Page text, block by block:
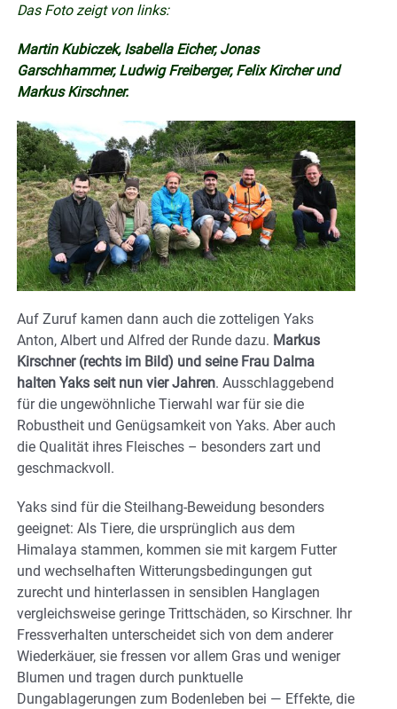
Das Foto zeigt von links:
Martin Kubiczek, Isabella Eicher, Jonas
Garschhammer, Ludwig Freiberger, Felix Kircher und
Markus Kirschner.
Auf Zuruf kamen dann auch die zotteligen Yaks
Anton, Albert und Alfred der Runde dazu. Markus
Kirschner (rechts im Bild) und seine Frau Dalma
halten Yaks seit nun vier Jahren. Ausschlaggebend
für die ungewöhnliche Tierwahl war für sie die
Robustheit und Genügsamkeit von Yaks. Aber auch
die Qualität ihres Fleisches – besonders zart und
geschmackvoll.
Yaks sind für die Steilhang-Beweidung besonders
geeignet: Als Tiere, die ursprünglich aus dem
Himalaya stammen, kommen sie mit kargem Futter
und wechselhaften Witterungsbedingungen gut
zurecht und hinterlassen in sensiblen Hanglagen
vergleichsweise geringe Trittschäden, so Kirschner. Ihr
Fressverhalten unterscheidet sich von dem anderer
Wiederkäuer, sie fressen vor allem Gras und weniger
Blumen und tragen durch punktuelle
Dungablagerungen zum Bodenleben bei — Effekte, die